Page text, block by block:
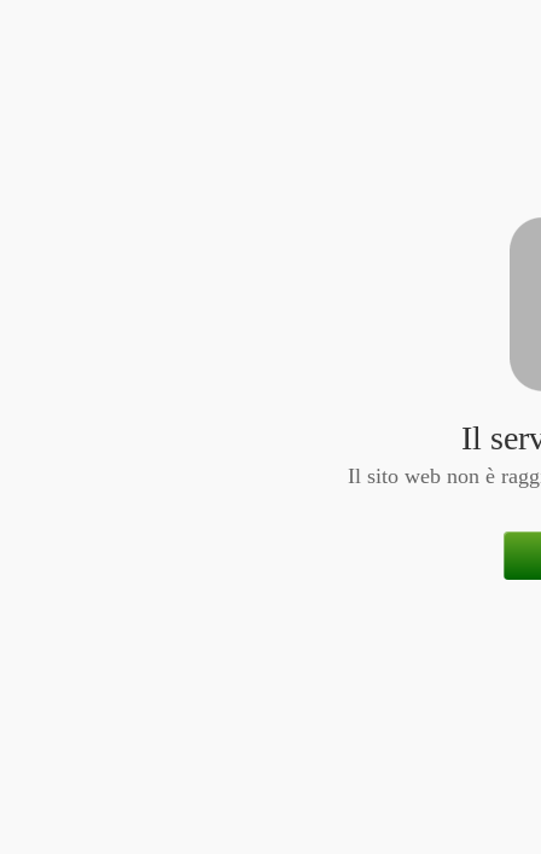
Il
Il sito web non è